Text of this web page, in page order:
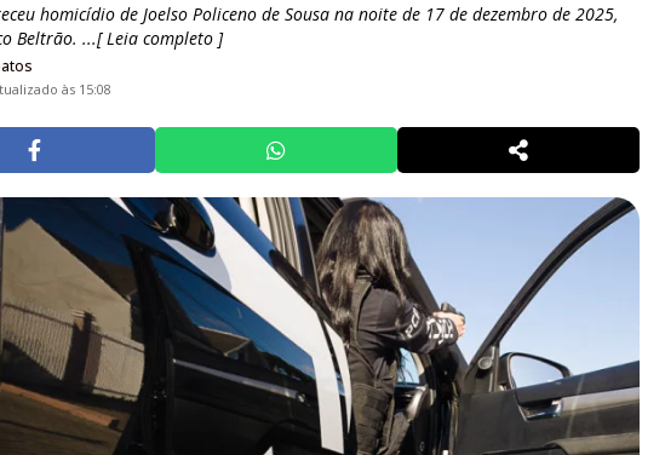
homicídio de Joelso Policeno de Sousa na noite de 17 de dezembro de 2025,
Beltrão. ...[ Leia completo ]
às 15:08